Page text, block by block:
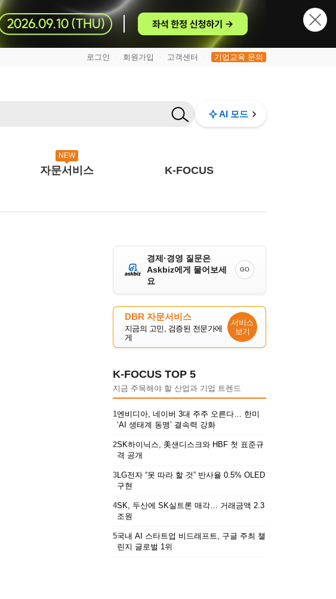
로그인 회원가입 고객센터 기업교육 문의
AI 모드
NEW
자문서비스 K-FOCUS
경제·경영 질문은
Askbiz에게 물어보세
요
GO
DBR 자문서비스
지금의 고민, 검증된 전문가에
게
서비스
보기
K-FOCUS TOP 5
지금 주목해야 할 산업과 기업 트렌드
1엔비디아, 네이버 3대 주주 오른다… 한미
‘AI 생태계 동맹’ 결속력 강화
2SK하이닉스, 美샌디스크와 HBF 첫 표준규
격 공개
3LG전자 “못 따라 할 것” 반사율 0.5% OLED
구현
4SK, 두산에 SK실트론 매각… 거래금액 2.3
조원
5국내 AI 스타트업 비드래프트, 구글 주최 챌
린지 글로벌 1위